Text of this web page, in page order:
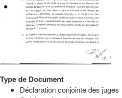
Type de Document
Déclaration conjointe des juges